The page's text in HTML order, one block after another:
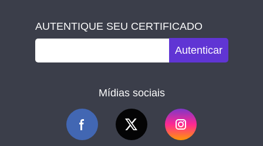
AUTENTIQUE SEU CERTIFICADO
Autenticar
Mídias sociais